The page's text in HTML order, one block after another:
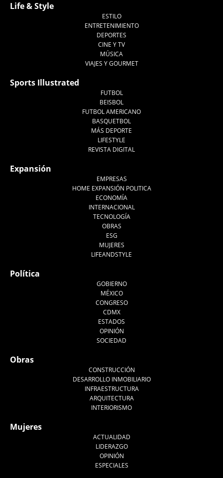
Life & Style
ESTILO
ENTRETENIMIENTO
DEPORTES
CINE Y TV
MÚSICA
VIAJES Y GOURMET
Sports Illustrated
FUTBOL
BEISBOL
FUTBOL AMERICANO
BASQUETBOL
MÁS DEPORTE
LIFESTYLE
REVISTA DIGITAL
Expansión
EMPRESAS
HOME EXPANSIÓN POLITICA
ECONOMÍA
INTERNACIONAL
TECNOLOGÍA
OBRAS
ESG
MUJERES
LIFEANDSTYLE
Política
GOBIERNO
MÉXICO
CONGRESO
CDMX
ESTADOS
OPINIÓN
SOCIEDAD
Obras
CONSTRUCCIÓN
DESARROLLO INMOBILIARIO
INFRAESTRUCTURA
ARQUITECTURA
INTERIORISMO
Mujeres
ACTUALIDAD
LIDERAZGO
OPINIÓN
ESPECIALES